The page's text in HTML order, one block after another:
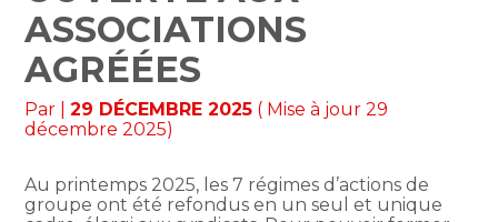
ASSOCIATIONS
AGRÉÉES
Par |29 DÉCEMBRE 2025 ( Mise à jour 29
décembre 2025)
Au printemps 2025, les 7 régimes d’actions de
groupe ont été refondus en un seul et unique